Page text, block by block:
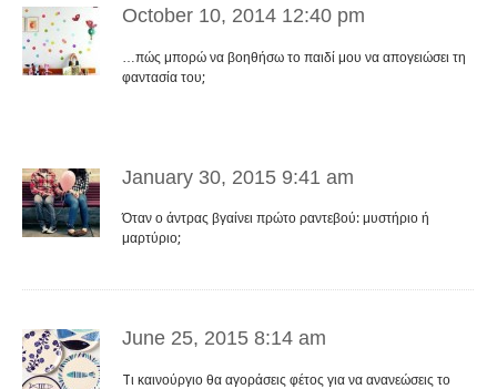
October 10, 2014 12:40 pm
…πώς μπορώ να βοηθήσω το παιδί μου να απογειώσει τη
φαντασία του;
January 30, 2015 9:41 am
Όταν ο άντρας βγαίνει πρώτο ραντεβού: μυστήριο ή
μαρτύριο;
June 25, 2015 8:14 am
Tι καινούργιο θα αγοράσεις φέτος για να ανανεώσεις το